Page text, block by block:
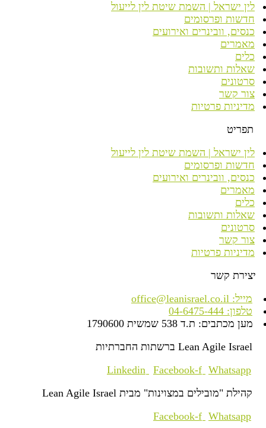
לין ישראל | השמת שיטת לין לייעול
חדשות ופרסומים
כנסים, וובינרים ואירועים
מאמרים
כלים
שאלות ותשובות
סרטונים
צור קשר
מדיניות פרטיות
תפריט
לין ישראל | השמת שיטת לין לייעול
חדשות ופרסומים
כנסים, וובינרים ואירועים
מאמרים
כלים
שאלות ותשובות
סרטונים
צור קשר
מדיניות פרטיות
יצירת קשר
מייל: office@leanisrael.co.il
טלפון: 04-6475-444
מען מכתבים: ת.ד 538 שמשית 1790600
Lean Agile Israel ברשתות החברתיות
Linkedin
Facebook-f Whatsapp
קהילת "מובילים במצוינות" מבית Lean Agile Israel
Facebook-f Whatsapp